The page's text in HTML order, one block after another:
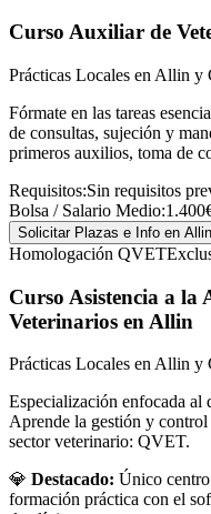
Curso Auxiliar de
Prácticas Locales en Allin y
Fórmate en las tareas
de consultas, sujeción y
primeros auxilios, toma de
Requisitos:Sin requisitos
Bolsa / Salario Medio:
Solicitar Plazas e Info en Allin
Homologación QVET
Curso Asistencia a la
Veterinarios en Allin
Prácticas Locales en Allin y
Especialización enfocada al
Aprende la gestión y
sector veterinario: QVET.
💎 Destacado: Único
formación práctica con el